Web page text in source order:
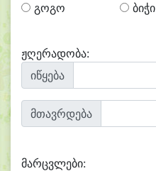
გოგო
ბიჭი
ჟღერადობა:
იწყება
მთავრდება
მარცვლები: